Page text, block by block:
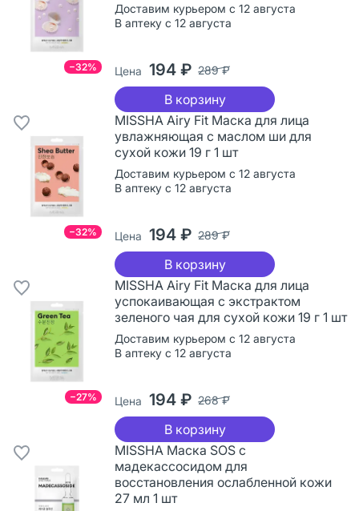
−32%
Доставим курьером с 12 августа
В аптеку с 12 августа
Цена 194 ₽ 289 ₽
В корзину
−32%
MISSHA Airy Fit Маска для лица
увлажняющая с маслом ши для
сухой кожи 19 г 1 шт
Доставим курьером с 12 августа
В аптеку с 12 августа
Цена 194 ₽ 289 ₽
В корзину
−27%
MISSHA Airy Fit Маска для лица
успокаивающая с экстрактом
зеленого чая для сухой кожи 19 г 1 шт
Доставим курьером с 12 августа
В аптеку с 12 августа
Цена 194 ₽ 268 ₽
В корзину
MISSHA Маска SOS с
мадекассосидом для
восстановления ослабленной кожи
27 мл 1 шт